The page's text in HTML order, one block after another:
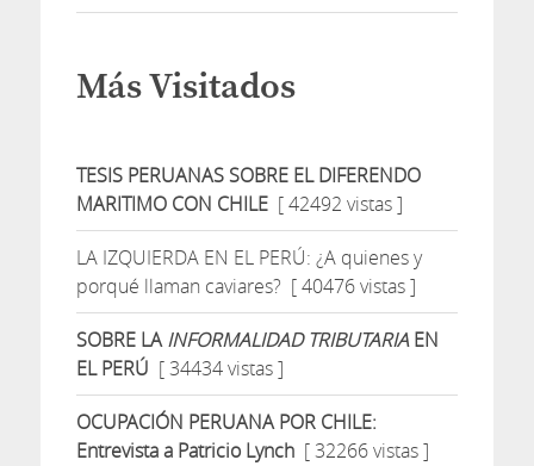
Más Visitados
TESIS PERUANAS SOBRE EL DIFERENDO
MARITIMO CON CHILE[ 42492 vistas ]
LA IZQUIERDA EN EL PERÚ: ¿A quienes y
porqué llaman caviares? [ 40476 vistas ]
SOBRE LAINFORMALIDAD TRIBUTARIAEN
EL PERÚ [ 34434 vistas ]
OCUPACIÓN PERUANA POR CHILE:
Entrevista a Patricio Lynch[ 32266 vistas ]